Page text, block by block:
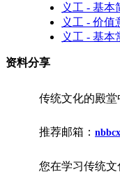
义工 - 基本
义工 - 价值
义工 - 基本
资料分享
传统文化的殿堂
推荐邮箱：
您在学习传统文